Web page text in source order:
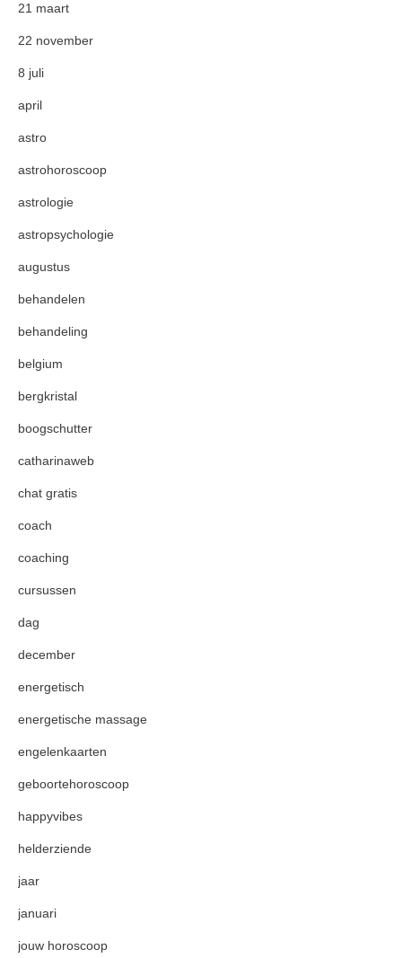
21 maart
22 november
8 juli
april
astro
astrohoroscoop
astrologie
astropsychologie
augustus
behandelen
behandeling
belgium
bergkristal
boogschutter
catharinaweb
chat gratis
coach
coaching
cursussen
dag
december
energetisch
energetische massage
engelenkaarten
geboortehoroscoop
happyvibes
helderziende
jaar
januari
jouw horoscoop